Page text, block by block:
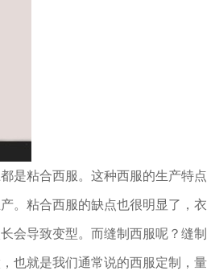
是粘合西服。这种西服的生产特点
。粘合西服的缺点也很明显了，衣
会导致变型。而缝制西服呢？缝制
也就是我们通常说的西服定制，量